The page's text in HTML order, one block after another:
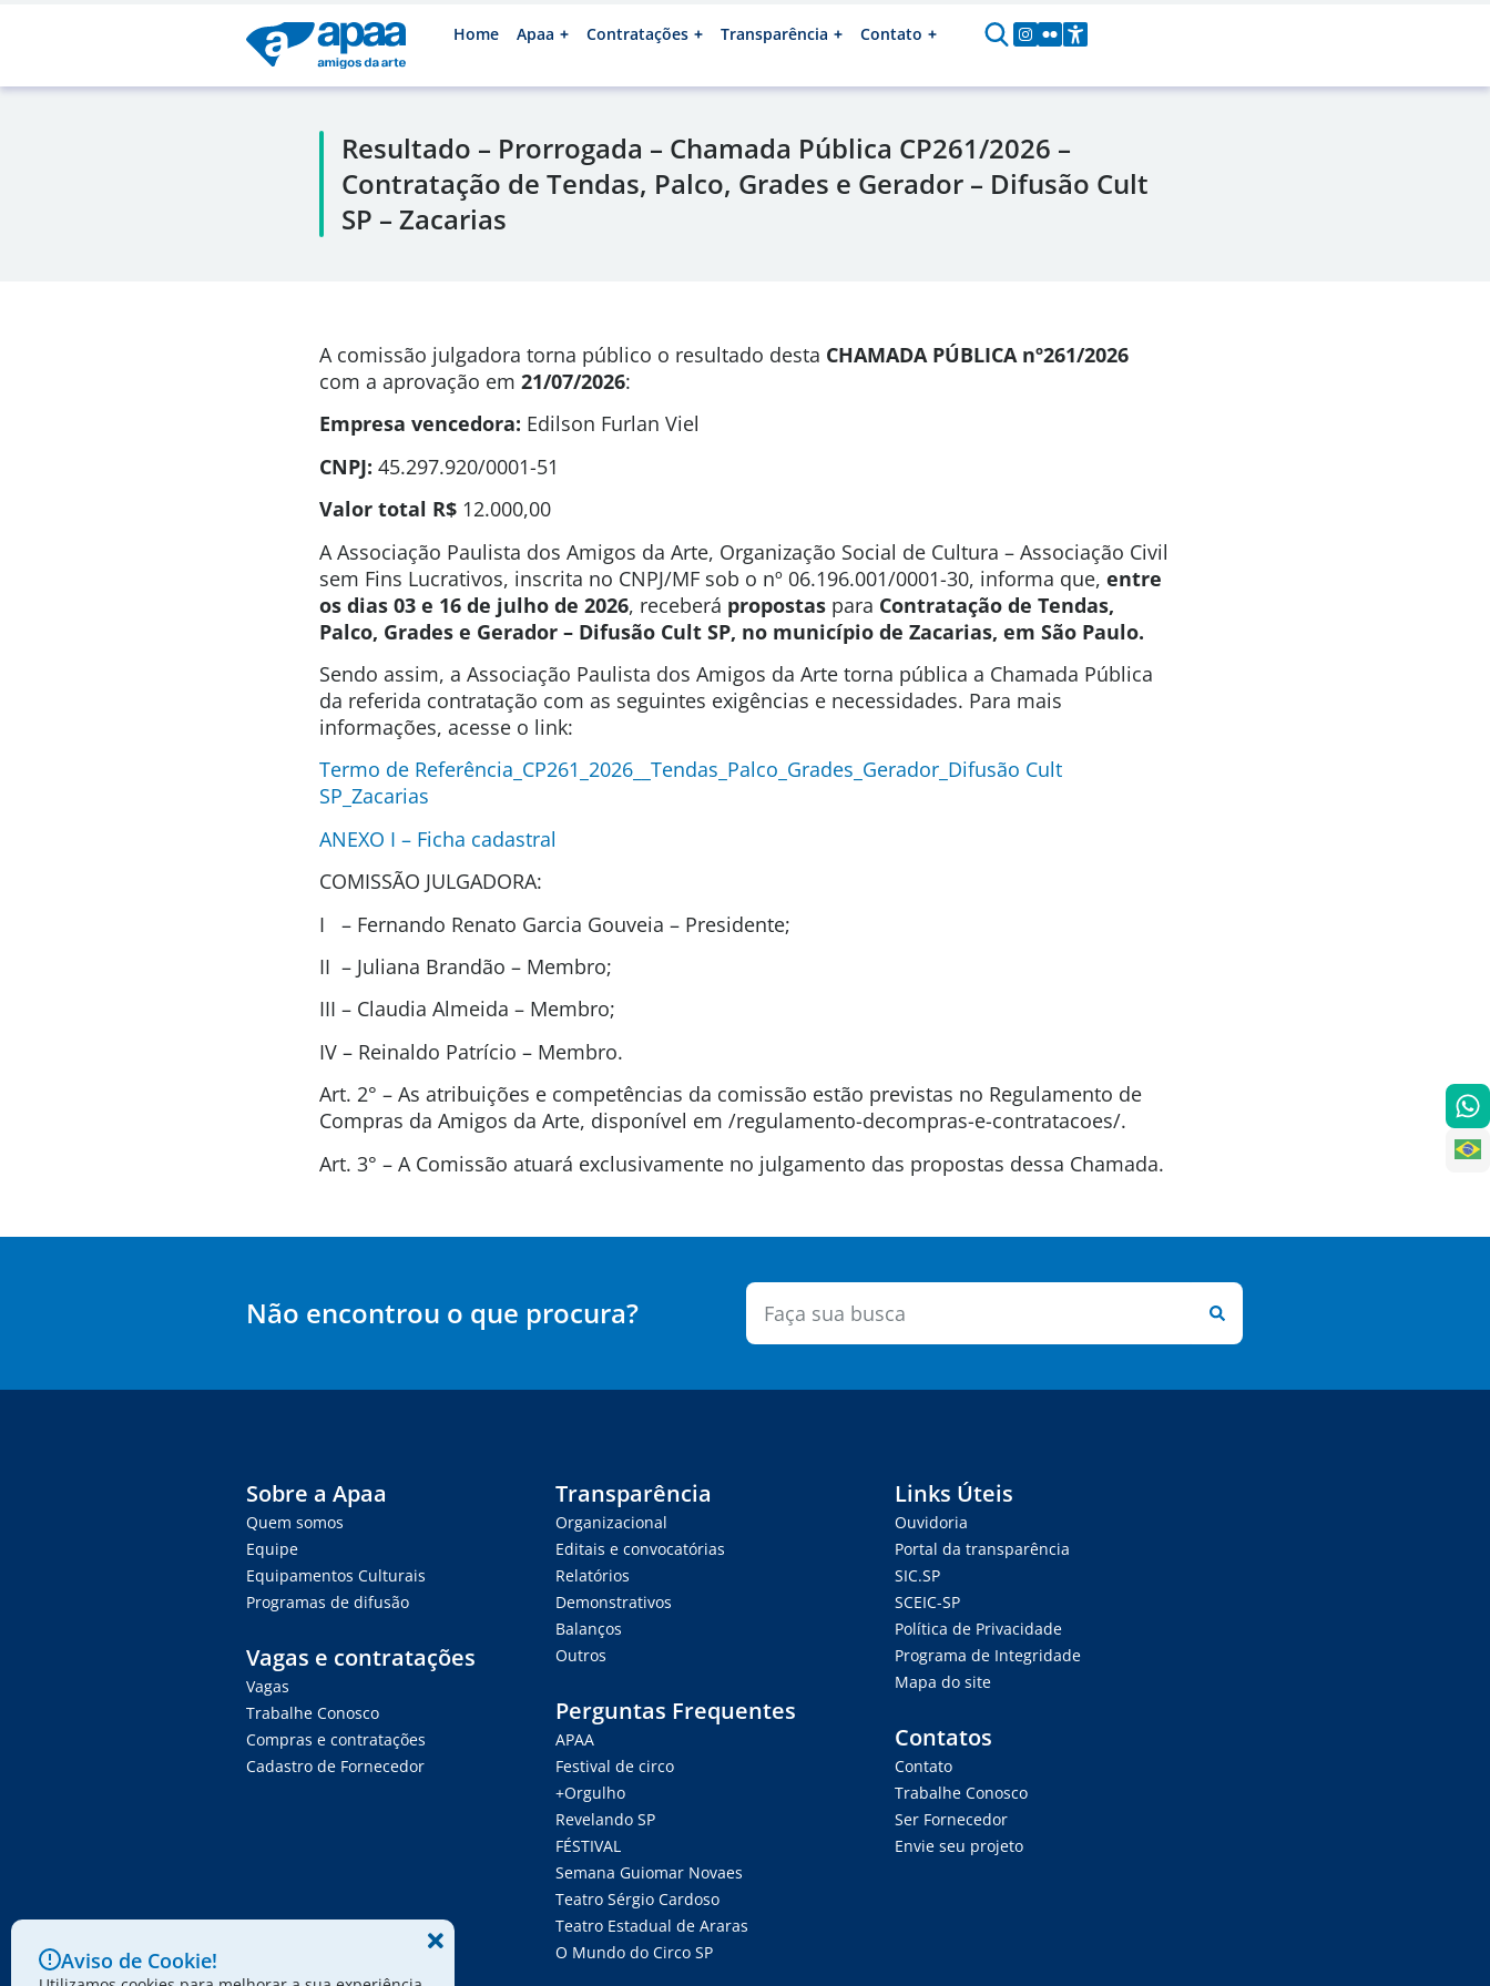
Home Apaa Contratações Transparência Contato
Resultado – Prorrogada – Chamada Pública CP261/2026 –
Contratação de Tendas, Palco, Grades e Gerador – Difusão Cult
SP – Zacarias
A comissão julgadora torna público o resultado desta CHAMADA PÚBLICA nº261/2026
com a aprovação em 21/07/2026:
Empresa vencedora: Edilson Furlan Viel
CNPJ: 45.297.920/0001-51
Valor total R$ 12.000,00
A Associação Paulista dos Amigos da Arte, Organização Social de Cultura – Associação Civil
sem Fins Lucrativos, inscrita no CNPJ/MF sob o nº 06.196.001/0001-30, informa que, entre
os dias 03 e 16 de julho de 2026, receberá propostas para Contratação de Tendas,
Palco, Grades e Gerador – Difusão Cult SP, no município de Zacarias, em São Paulo.
Sendo assim, a Associação Paulista dos Amigos da Arte torna pública a Chamada Pública
da referida contratação com as seguintes exigências e necessidades. Para mais
informações, acesse o link:
Termo de Referência_CP261_2026__Tendas_Palco_Grades_Gerador_Difusão Cult
SP_Zacarias
ANEXO I – Ficha cadastral
COMISSÃO JULGADORA:
I – Fernando Renato Garcia Gouveia – Presidente;
II – Juliana Brandão – Membro;
III – Claudia Almeida – Membro;
IV – Reinaldo Patrício – Membro.
Art. 2° – As atribuições e competências da comissão estão previstas no Regulamento de
Compras da Amigos da Arte, disponível em /regulamento-decompras-e-contratacoes/.
Art. 3° – A Comissão atuará exclusivamente no julgamento das propostas dessa Chamada.
Não encontrou o que procura?
Sobre a Apaa
Quem somos
Equipe
Equipamentos Culturais
Programas de difusão
Vagas e contratações
Vagas
Trabalhe Conosco
Compras e contratações
Cadastro de Fornecedor
Transparência
Organizacional
Editais e convocatórias
Relatórios
Demonstrativos
Balanços
Outros
Perguntas Frequentes
APAA
Festival de circo
+Orgulho
Revelando SP
FÉSTIVAL
Semana Guiomar Novaes
Teatro Sérgio Cardoso
Teatro Estadual de Araras
O Mundo do Circo SP
Links Úteis
Ouvidoria
Portal da transparência
SIC.SP
SCEIC-SP
Política de Privacidade
Programa de Integridade
Mapa do site
Contatos
Contato
Trabalhe Conosco
Ser Fornecedor
Envie seu projeto
Aviso de Cookie!